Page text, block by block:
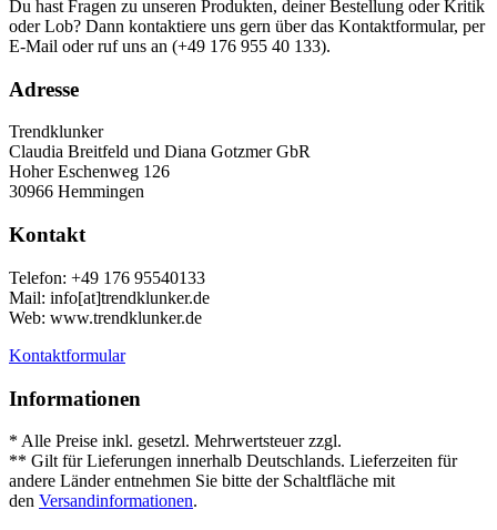
Du hast Fragen zu unseren Produkten, deiner Bestellung oder Kritik
oder Lob? Dann kontaktiere uns gern über das Kontaktformular, per
E-Mail oder ruf uns an (+49 176 955 40 133).
Adresse
Trendklunker
Claudia Breitfeld und Diana Gotzmer GbR
Hoher Eschenweg 126
30966 Hemmingen
Kontakt
Telefon: +49 176 95540133
Mail: info[at]trendklunker.de
Web: www.trendklunker.de
Kontaktformular
Informationen
* Alle Preise inkl. gesetzl. Mehrwertsteuer zzgl.
** Gilt für Lieferungen innerhalb Deutschlands. Lieferzeiten für
andere Länder entnehmen Sie bitte der Schaltfläche mit
den Versandinformationen.